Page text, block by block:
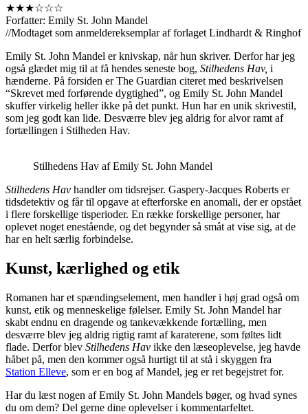
★★★☆☆☆
Forfatter: Emily St. John Mandel
//Modtaget som anmeldereksemplar af forlaget Lindhardt & Ringhof
Emily St. John Mandel er knivskap, når hun skriver. Derfor har jeg
også glædet mig til at få hendes seneste bog, Stilhedens Hav, i
hænderne. På forsiden er The Guardian citeret med beskrivelsen
“Skrevet med forførende dygtighed”, og Emily St. John Mandel
skuffer virkelig heller ikke på det punkt. Hun har en unik skrivestil,
som jeg godt kan lide. Desværre blev jeg aldrig for alvor ramt af
fortællingen i Stilheden Hav.
Stilhedens Hav af Emily St. John Mandel
Stilhedens Hav handler om tidsrejser. Gaspery-Jacques Roberts er
tidsdetektiv og får til opgave at efterforske en anomali, der er opstået
i flere forskellige tisperioder. En række forskellige personer, har
oplevet noget enestående, og det begynder så småt at vise sig, at de
har en helt særlig forbindelse.
Kunst, kærlighed og etik
Romanen har et spændingselement, men handler i høj grad også om
kunst, etik og menneskelige følelser. Emily St. John Mandel har
skabt endnu en dragende og tankevækkende fortælling, men
desværre blev jeg aldrig rigtig ramt af karaterene, som føltes lidt
flade. Derfor blev Stilhedens Hav ikke den læseoplevelse, jeg havde
håbet på, men den kommer også hurtigt til at stå i skyggen fra
Station Elleve, som er en bog af Mandel, jeg er ret begejstret for.
Har du læst nogen af Emily St. John Mandels bøger, og hvad synes
du om dem? Del gerne dine oplevelser i kommentarfeltet.